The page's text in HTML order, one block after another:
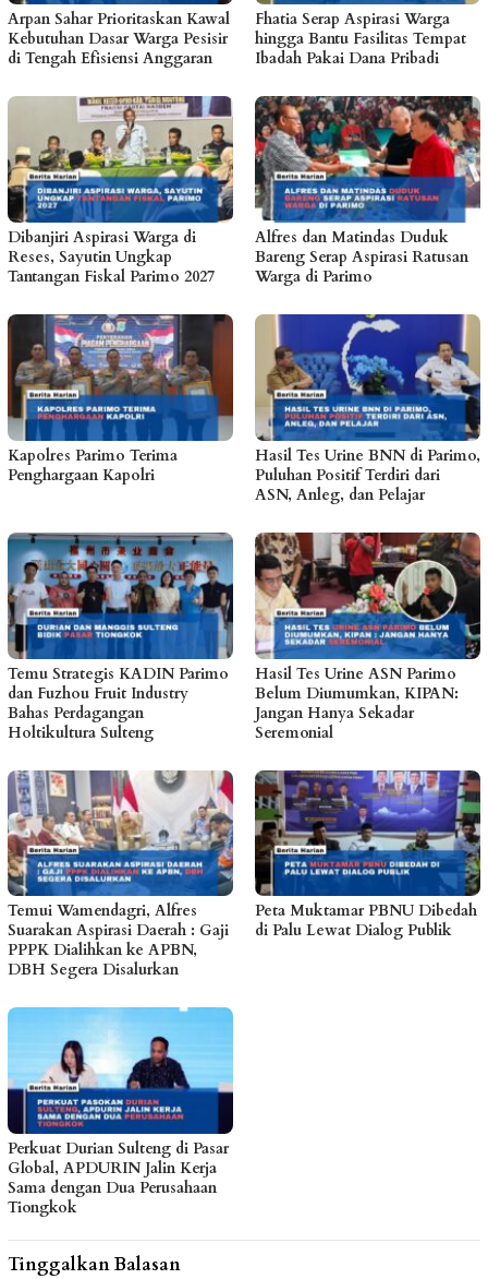
Arpan Sahar Prioritaskan Kawal
Kebutuhan Dasar Warga Pesisir
di Tengah Efisiensi Anggaran
Fhatia Serap Aspirasi Warga
hingga Bantu Fasilitas Tempat
Ibadah Pakai Dana Pribadi
Dibanjiri Aspirasi Warga di
Reses, Sayutin Ungkap
Tantangan Fiskal Parimo 2027
Alfres dan Matindas Duduk
Bareng Serap Aspirasi Ratusan
Warga di Parimo
Kapolres Parimo Terima
Penghargaan Kapolri
Hasil Tes Urine BNN di Parimo,
Puluhan Positif Terdiri dari
ASN, Anleg, dan Pelajar
Temu Strategis KADIN Parimo
dan Fuzhou Fruit Industry
Bahas Perdagangan
Holtikultura Sulteng
Hasil Tes Urine ASN Parimo
Belum Diumumkan, KIPAN:
Jangan Hanya Sekadar
Seremonial
Temui Wamendagri, Alfres
Suarakan Aspirasi Daerah : Gaji
PPPK Dialihkan ke APBN,
DBH Segera Disalurkan
Peta Muktamar PBNU Dibedah
di Palu Lewat Dialog Publik
Perkuat Durian Sulteng di Pasar
Global, APDURIN Jalin Kerja
Sama dengan Dua Perusahaan
Tiongkok
Tinggalkan Balasan